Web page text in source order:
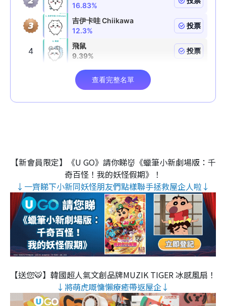
【新會員限定】《U GO》請你睇👹《蠟筆小新劇場版：千
奇百怪！我的妖怪假期》！
↓一齊睇下小新同妖怪朋友們點樣聯手拯救屋企人啦↓
【送您🐯】韓國超人氣文創品牌MUZIK TIGER 冰感風扇！
↓將萌虎嘅慵懶療癒帶返屋企↓